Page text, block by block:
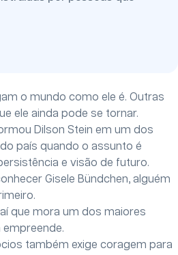
o mundo como ele é. Outras
ele ainda pode se tornar.
Dilson Stein em um dos
país quando o assunto é
e visão de futuro.
Gisele Bündchen, alguém
que mora um dos maiores
também exige coragem para